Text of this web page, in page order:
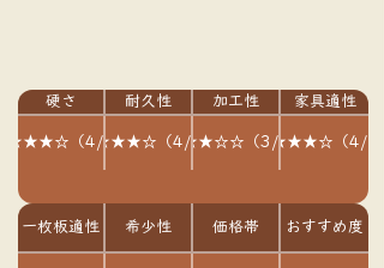
硬さ 耐久性 加工性 家具適性
（4/5）
★★★★☆（4/5）★★★☆☆（3/5）★★★★☆（4/5
一枚板適性 希少性 価格帯 おすすめ度